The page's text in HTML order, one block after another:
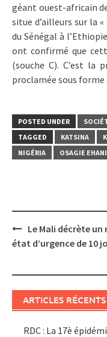
géant ouest-africain
situe d’ailleurs sur la
du Sénégal à
ont confirmé que
(souche C). C’est
proclamée sous forme
POSTED UNDER
TAGGED
KATSINA
NIGÉRIA
OSAGIE
Post
navigation
Le Mali décrète un
état d’urgence de 10
ARTICLES RÉCENTS
RDC : La 17è